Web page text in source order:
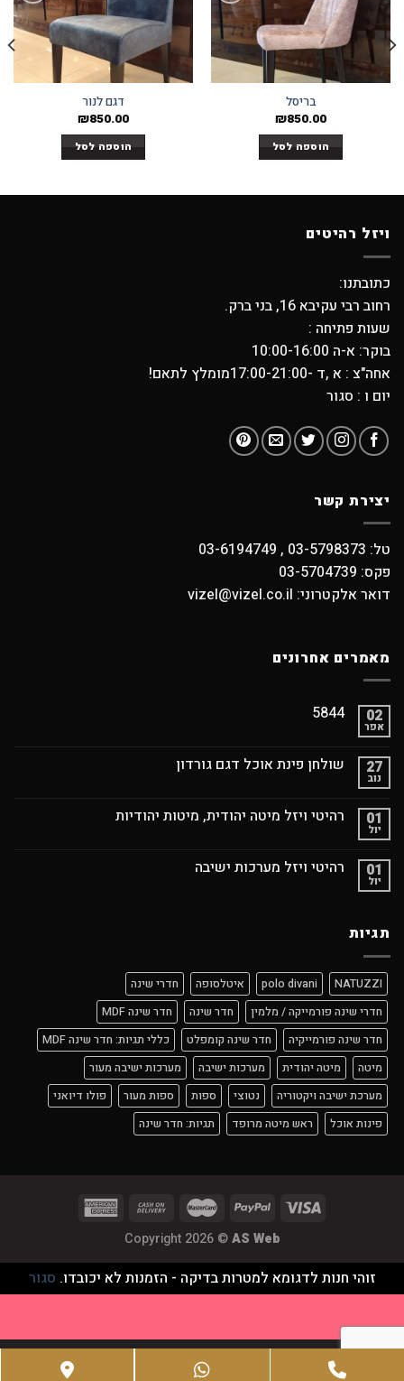
Add to
wishlist
בריסל
₪850.00
הוספה לסל
Add to
wishlist
דגם לנור
₪850.00
הוספה לסל
ויזל רהיטים
כתובתנו:
רחוב רבי עקיבא 16, בני ברק.
שעות פתיחה :
בוקר: א-ה 10:00-16:00
אחה"צ : א ,ד -17:00-21:00מומלץ לתאם!
יום ו : סגור
יצירת קשר
טל: 03-5798373 , 03-6194749
פקס: 03-5704739
דואר אלקטרוני: vizel@vizel.co.il
מאמרים אחרונים
02
אפר
5844
27
נוב
שולחן פינת אוכל דגם גורדון
01
יול
רהיטי ויזל מיטה יהודית, מיטות יהודיות
01
יול
רהיטי ויזל מערכות ישיבה
תגיות
NATUZZI
polo divani איטלסופה
חדרי שינה
חדרי שינה פורמייקה / מלמין
חדר שינה
חדר שינה MDF
חדר שינה פורמייקיה
חדר שינה קומפלט
כללי תגיות: חדר שינה MDF
מיטה
מיטה יהודית מערכות ישיבה
מערכות ישיבה מעור
מערכת ישיבה ויקטוריה
נטוצי ספות ספות מעור
פולו דיואני
פינות אוכל
ראש מיטה מרופד תגיות: חדר שינה
Copyright 2026 ©AS Web
זוהי חנות לדגומא למטרות בדיקה - הזמנות לא יכובדו. סגור